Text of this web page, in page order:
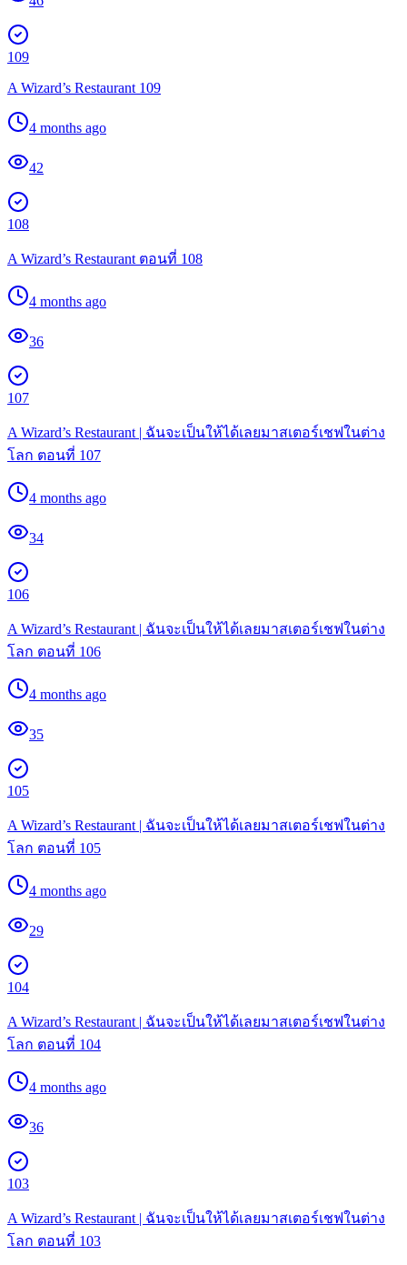
109
A Wizard’s Restaurant 109
4 months ago
42
108
A Wizard’s Restaurant ตอนที่ 108
4 months ago
36
107
A Wizard’s Restaurant | ฉันจะเป็นให้ได้เลยมาสเตอร์เชฟในต่าง
โลก ตอนที่ 107
4 months ago
34
106
A Wizard’s Restaurant | ฉันจะเป็นให้ได้เลยมาสเตอร์เชฟในต่าง
โลก ตอนที่ 106
4 months ago
35
105
A Wizard’s Restaurant | ฉันจะเป็นให้ได้เลยมาสเตอร์เชฟในต่าง
โลก ตอนที่ 105
4 months ago
29
104
A Wizard’s Restaurant | ฉันจะเป็นให้ได้เลยมาสเตอร์เชฟในต่าง
โลก ตอนที่ 104
4 months ago
36
103
A Wizard’s Restaurant | ฉันจะเป็นให้ได้เลยมาสเตอร์เชฟในต่าง
โลก ตอนที่ 103